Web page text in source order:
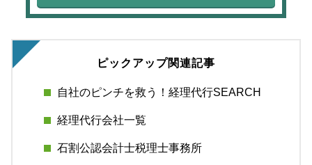
ピックアップ関連記事
自社のピンチを救う！経理代行SEARCH
経理代行会社一覧
石割公認会計士税理士事務所